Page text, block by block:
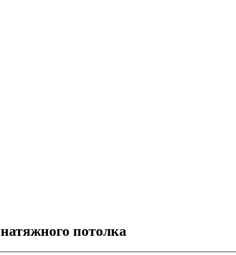
натяжного потолка